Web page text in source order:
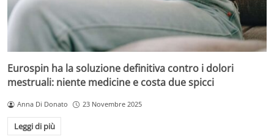
Eurospin ha la soluzione definitiva contro i dolori
mestruali: niente medicine e costa due spicci
Anna Di Donato 23 Novembre 2025
Leggi di più